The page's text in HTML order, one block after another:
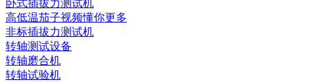
卧式插拔力测试机
高低温茄子视频懂你更多
非标插拔力测试机
转轴测试设备
转轴磨合机
转轴试验机